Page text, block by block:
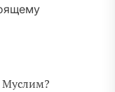
Муслим?